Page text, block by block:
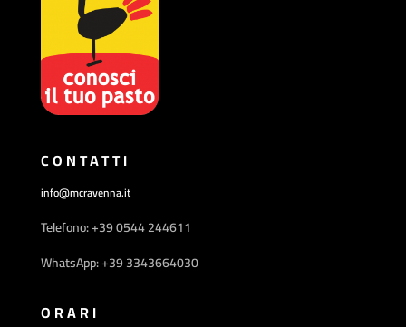
CONTATTI
info@mcravenna.it
Telefono: +39 0544 244611
WhatsApp: +39 3343664030
ORARI